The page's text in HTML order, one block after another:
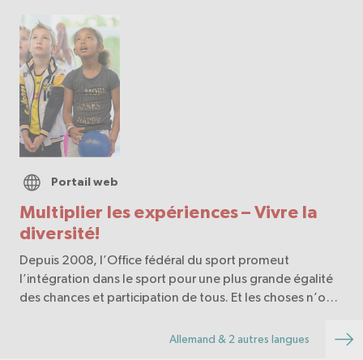
Multiplier les expériences – Vivre la
diversité!
Portail web
Depuis 2008, l’Office fédéral du sport promeut
l’intégration dans le sport pour une plus grande égalité
des chances et participation de tous. Et les choses n’ont
est désormais solidement ancrée da…Allemand & 2 autres langues